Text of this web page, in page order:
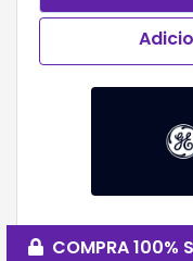
COMPRA 100%